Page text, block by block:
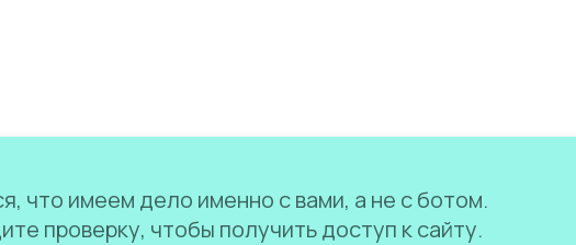
что имеем дело именно с вами, а не с ботом.
проверку, чтобы получить доступ к сайту.